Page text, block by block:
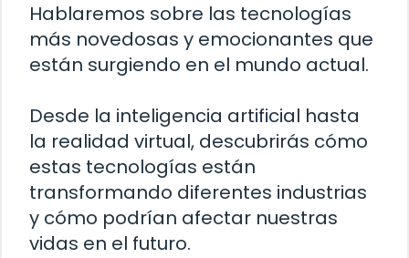
Hablaremos sobre las tecnologías
más novedosas y emocionantes que
están surgiendo en el mundo actual.
Desde la inteligencia artificial hasta
la realidad virtual, descubrirás cómo
estas tecnologías están
transformando diferentes industrias
y cómo podrían afectar nuestras
vidas en el futuro.